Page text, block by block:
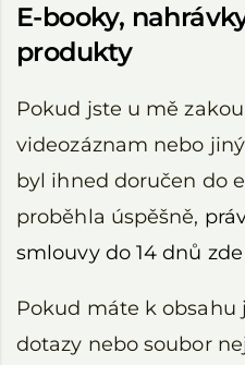
E-booky,
produkty
Pokud jste u mě
videozáznam nebo
byl ihned doručen do
proběhla úspěšně,
smlouvy do 14 dnů
Pokud máte k
dotazy nebo soubor